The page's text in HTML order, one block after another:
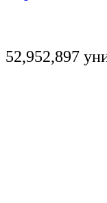
52,952,897